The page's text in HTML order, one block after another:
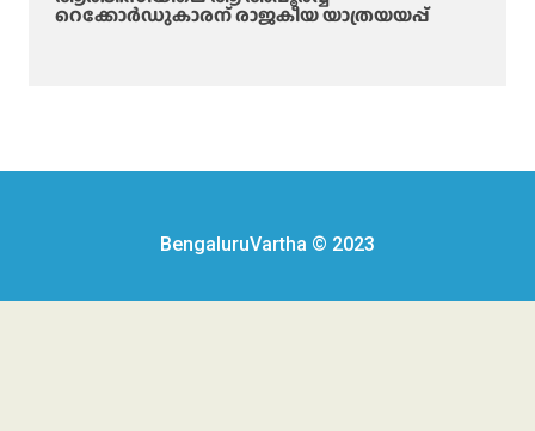
റെക്കോർഡുകാരന് രാജകീയ യാത്രയയപ്പ്
BengaluruVartha © 2023